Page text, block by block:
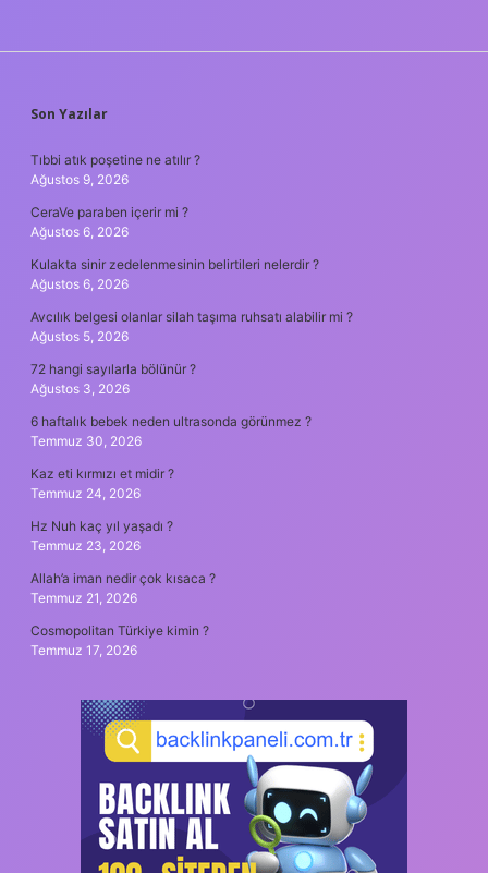
SIDEBAR
Son Yazılar
Tıbbi atık poşetine ne atılır ?
Ağustos 9, 2026
CeraVe paraben içerir mi ?
Ağustos 6, 2026
Kulakta sinir zedelenmesinin belirtileri nelerdir ?
Ağustos 6, 2026
Avcılık belgesi olanlar silah taşıma ruhsatı alabilir mi ?
Ağustos 5, 2026
72 hangi sayılarla bölünür ?
Ağustos 3, 2026
6 haftalık bebek neden ultrasonda görünmez ?
Temmuz 30, 2026
Kaz eti kırmızı et midir ?
Temmuz 24, 2026
Hz Nuh kaç yıl yaşadı ?
Temmuz 23, 2026
Allah’a iman nedir çok kısaca ?
Temmuz 21, 2026
Cosmopolitan Türkiye kimin ?
Temmuz 17, 2026